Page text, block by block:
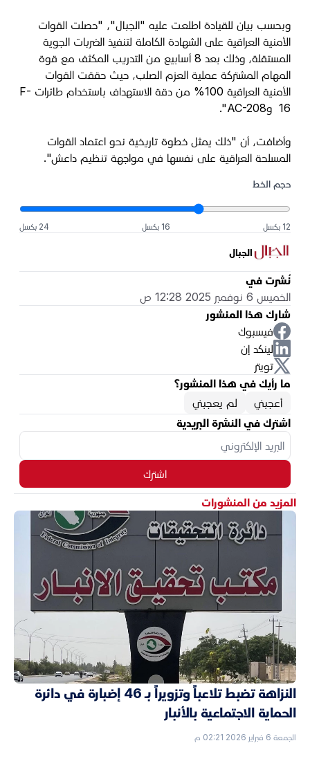
وبحسب بيان للقيادة اطلعت عليه "الجبال"، "حصلت القوات
الأمنية العراقية على الشهادة الكاملة لتنفيذ الضربات الجوية
المستقلة، وذلك بعد 8 أسابيع من التدريب المكثف مع قوة
المهام المشتركة عملية العزم الصلب، حيث حققت القوات
الأمنية العراقية 100% من دقة الاستهداف باستخدام طائرات
F-
16 وAC-208
".
وأضافت، أن "ذلك يمثل خطوة تاريخية نحو اعتماد القوات
المسلحة العراقية على نفسها في مواجهة تنظيم داعش".
حجم الخط
12 بكسل 16 بكسل 24 بكسل
الجبال
نُشرت في
الخميس 6 نوفمبر 2025 12:28 ص
شارك هذا المنشور
فيسبوك
لينكد إن
تويتر
ما رأيك في هذا المنشور؟
أعجبني
لم يعجبني
اشترك في النشرة البريدية
اشترك
المزيد من المنشورات
النزاهة تضبط تلاعباً وتزويراً بـ 46 إضبارة في دائرة
الحماية الاجتماعية بالأنبار
الجمعة 6 فبراير 2026 02:21 م